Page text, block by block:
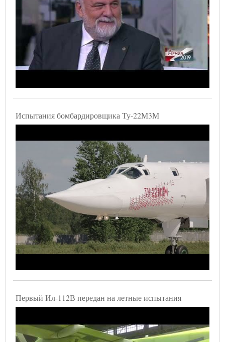
Испытания бомбардировщика Ту-22М3М
Первый Ил-112В передан на летные испытания